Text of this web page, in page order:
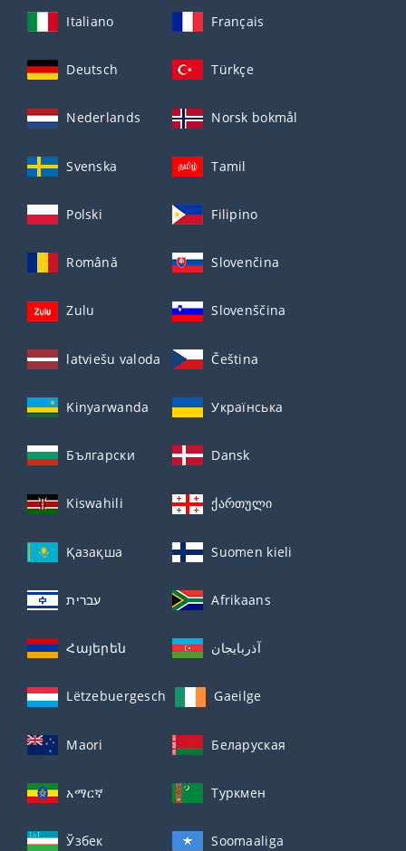
Italiano Français
Deutsch Türkçe
Nederlands Norsk bokmål
Svenska Tamil
Polski Filipino
Română Slovenčina
Zulu Slovenščina
latviešu valoda Čeština
Kinyarwanda Українська
Български Dansk
Kiswahili ქართული
Қазақша Suomen kieli
עברית Afrikaans
Հայերեն آذربايجان
Lëtzebuergesch Gaeilge
Maori Беларуская
አማርኛ Туркмен
Ўзбек Soomaaliga